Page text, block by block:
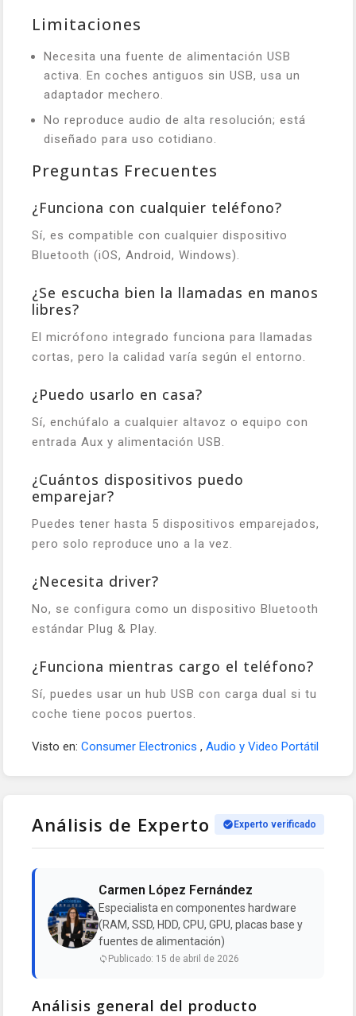
Limitaciones
Necesita una fuente de alimentación USB
activa. En coches antiguos sin USB, usa un
adaptador mechero.
No reproduce audio de alta resolución; está
diseñado para uso cotidiano.
Preguntas Frecuentes
¿Funciona con cualquier teléfono?
Sí, es compatible con cualquier dispositivo
Bluetooth (iOS, Android, Windows).
¿Se escucha bien la llamadas en manos
libres?
El micrófono integrado funciona para llamadas
cortas, pero la calidad varía según el entorno.
¿Puedo usarlo en casa?
Sí, enchúfalo a cualquier altavoz o equipo con
entrada Aux y alimentación USB.
¿Cuántos dispositivos puedo
emparejar?
Puedes tener hasta 5 dispositivos emparejados,
pero solo reproduce uno a la vez.
¿Necesita driver?
No, se configura como un dispositivo Bluetooth
estándar Plug & Play.
¿Funciona mientras cargo el teléfono?
Sí, puedes usar un hub USB con carga dual si tu
coche tiene pocos puertos.
Visto en: Consumer Electronics , Audio y Video Portátil
Análisis de Experto Experto verificado
Carmen López Fernández
Especialista en componentes hardware
(RAM, SSD, HDD, CPU, GPU, placas base y
fuentes de alimentación)
Publicado: 15 de abril de 2026
Análisis general del producto